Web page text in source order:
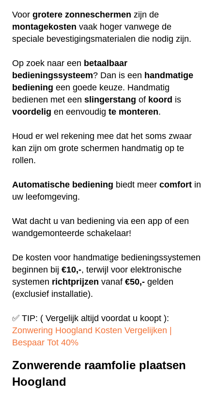
Voor grotere zonneschermen zijn de
montagekosten vaak hoger vanwege de
speciale bevestigingsmaterialen die nodig zijn.
Op zoek naar een betaalbaar
bedieningssysteem? Dan is een handmatige
bediening een goede keuze. Handmatig
bedienen met een slingerstang of koord is
voordelig en eenvoudig te monteren.
Houd er wel rekening mee dat het soms zwaar
kan zijn om grote schermen handmatig op te
rollen.
Automatische bediening biedt meer comfort in
uw leefomgeving.
Wat dacht u van bediening via een app of een
wandgemonteerde schakelaar!
De kosten voor handmatige bedieningssystemen
beginnen bij €10,-, terwijl voor elektronische
systemen richtprijzen vanaf €50,- gelden
(exclusief installatie).
✅ TIP: ( Vergelijk altijd voordat u koopt ):
Zonwering Hoogland Kosten Vergelijken |
Bespaar Tot 40%‎
Zonwerende raamfolie plaatsen
Hoogland